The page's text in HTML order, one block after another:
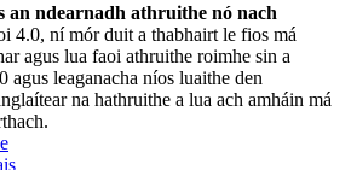
an ndearnadh athruithe nó nach
4.0, ní mór duit a thabhairt le fios má
agus lua faoi athruithe roimhe sin a
agus leaganacha níos luaithe den
na hathruithe a lua ach amháin má